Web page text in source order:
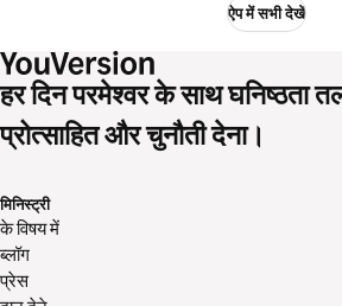
ऐप में सभी देखें
हर दिन परमेश्वर के साथ घनिष्ठता
प्रोत्साहित और चुनौती देना।
मिनिस्ट्री
के विषय में
ब्लॉग
प्रेस